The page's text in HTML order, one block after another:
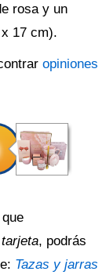
rosa y un
17 cm).
opiniones
, podrás
Tazas y jarras